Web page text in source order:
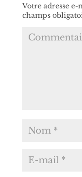
Votre adresse
champs